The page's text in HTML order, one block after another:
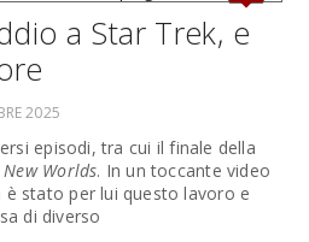
a Star Trek, e
2025
episodi, tra cui il finale della
Worlds. In un toccante video
è stato per lui questo lavoro e
di diverso